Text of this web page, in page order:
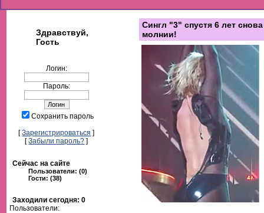
Здравствуй,
Гость
Логин:
Пароль:
Сохранить пароль
[Зарегистрироваться ]
[Забыли пароль? ]
Сейчас на сайте
Пользователи: (0)
Гости: (38)
Заходили сегодня: 0
Пользователи:
Сингл "3" спустя 6 лет
молнии!